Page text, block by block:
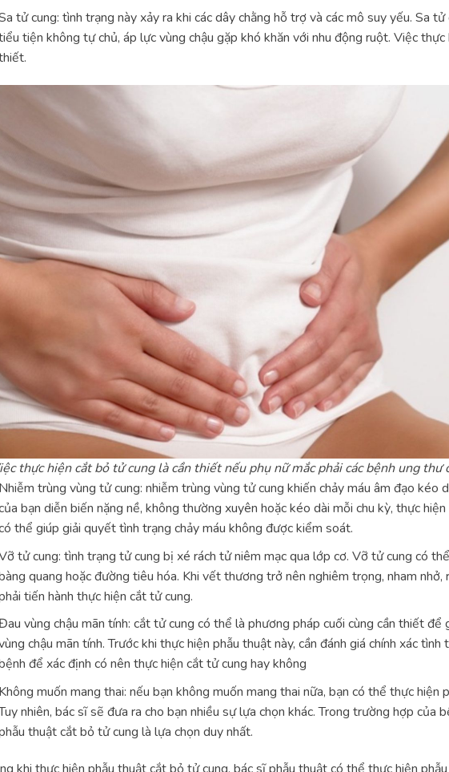
tử cung: tình trạng này xảy ra khi các dây chằng hỗ trợ và các mô suy yếu. Sa
tiện không tự chủ, áp lực vùng chậu gặp khó khăn với nhu động ruột. Việc
thực hiện cắt bỏ tử cung là cần thiết nếu phụ nữ mắc phải các bệnh ung
Nhiễm trùng vùng tử cung: nhiễm trùng vùng tử cung khiến chảy máu âm đạo kéo
bạn diễn biến nặng nề, không thường xuyên hoặc kéo dài mỗi chu kỳ, thực
thể giúp giải quyết tình trạng chảy máu không được kiểm soát.
tử cung: tình trạng tử cung bị xé rách tử niêm mạc qua lớp cơ. Vỡ tử cung có
quang hoặc đường tiêu hóa. Khi vết thương trở nên nghiêm trọng, nham nhở,
tiến hành thực hiện cắt tử cung.
vùng chậu mãn tính: cắt tử cung có thể là phương pháp cuối cùng cần thiết để
chậu mãn tính. Trước khi thực hiện phẫu thuật này, cần đánh giá chính xác
để xác định có nên thực hiện cắt tử cung hay không
Không muốn mang thai: nếu bạn không muốn mang thai nữa, bạn có thể thực hiện
nhiên, bác sĩ sẽ đưa ra cho bạn nhiều sự lựa chọn khác. Trong trường hợp của
thuật cắt bỏ tử cung là lựa chọn duy nhất.
khi thực hiện phẫu thuật cắt bỏ tử cung, bác sĩ phẫu thuật có thể thực hiện